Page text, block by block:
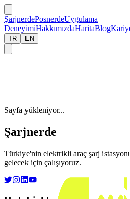
ŞarjnerdePosnerdeUygulama
DeneyimiHakkımızdaHaritaBlog
TR EN
Sayfa yükleniyor...
Şarjnerde
Türkiye'nin elektrikli araç şarj
gelecek için çalışıyoruz.